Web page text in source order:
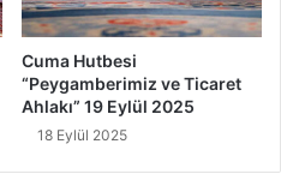
Cuma Hutbesi
“Peygamberimiz ve Ticaret
Ahlakı” 19 Eylül 2025
18 Eylül 2025